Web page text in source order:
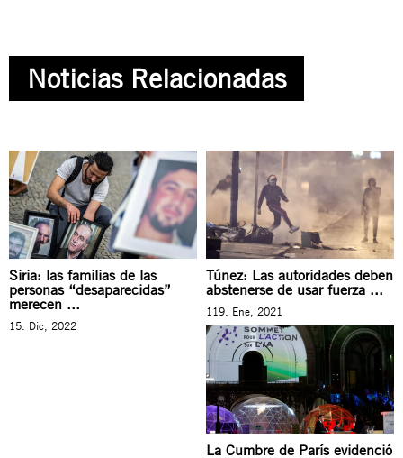
Noticias Relacionadas
Siria: las familias de las
personas “desaparecidas”
merecen ...
15. Dic, 2022
Túnez: Las autoridades deben
abstenerse de usar fuerza ...
119. Ene, 2021
La Cumbre de París evidenció